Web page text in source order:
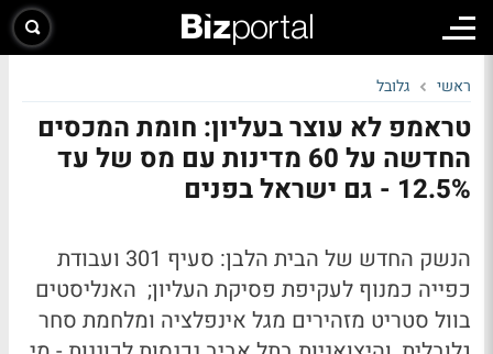
ראשי גלובל
טראמפ לא עוצר בעליון: חומת המכסים
החדשה על 60 מדינות עם מס של עד
12.5% - גם ישראל בפנים
הנשק החדש של הבית הלבן: סעיף 301 ועבודת
כפייה כמנוף לעקיפת פסיקת העליון; האנליסטים
בוול סטריט מזהירים מגל אינפלציה ומלחמת סחר